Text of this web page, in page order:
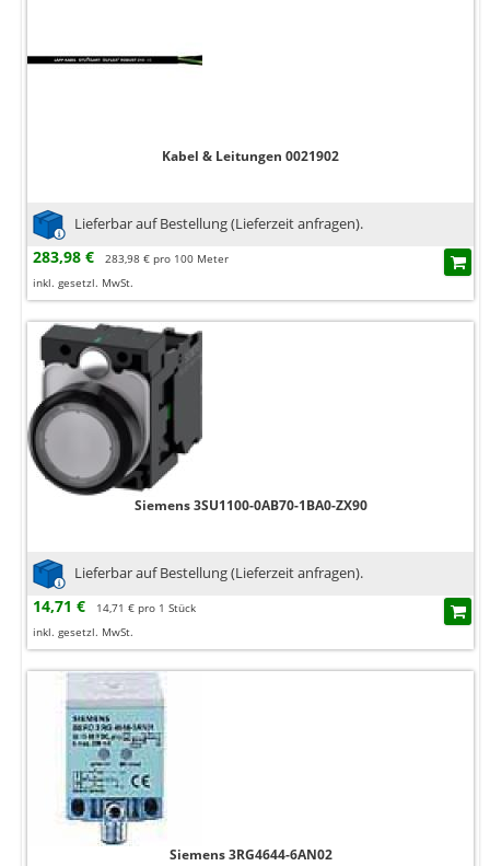
Kabel & Leitungen 0021902
Lieferbar auf Bestellung (Lieferzeit anfragen).
283,98 €
283,98 € pro 100 Meter
inkl. gesetzl. MwSt.
Siemens 3SU1100-0AB70-1BA0-ZX90
Lieferbar auf Bestellung (Lieferzeit anfragen).
14,71 €
14,71 € pro 1 Stück
inkl. gesetzl. MwSt.
Siemens 3RG4644-6AN02